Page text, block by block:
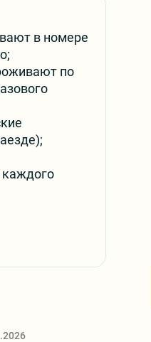
в номере
по
каждого